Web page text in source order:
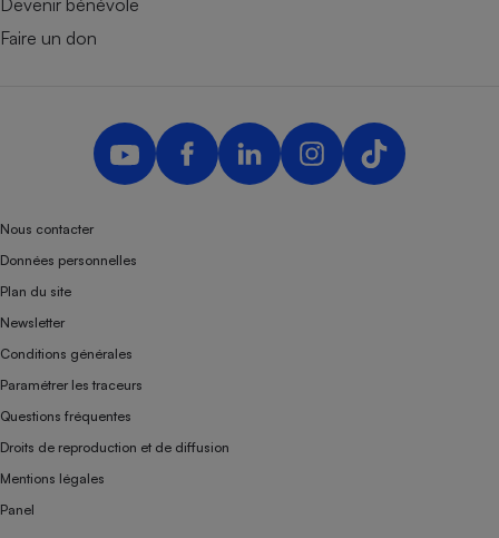
Faire un don
Nous contacter
Données personnelles
Plan du site
Newsletter
Conditions générales
Paramétrer les traceurs
Questions fréquentes
Droits de reproduction et de diffusion
Mentions légales
Panel